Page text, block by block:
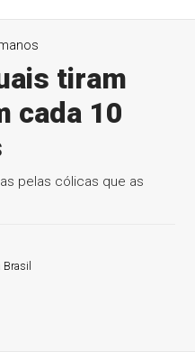
tiram
cada 10
pelas cólicas que as
Brasil